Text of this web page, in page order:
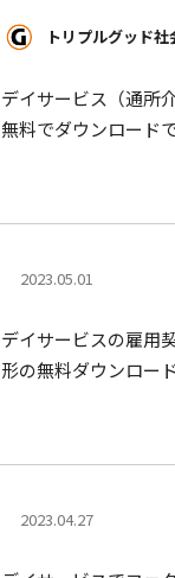
トリプルグッド
デイサービス（通所
無料でダウンロード
2023.05.01
デイサービスの雇用
形の無料ダウンロード
2023.04.27